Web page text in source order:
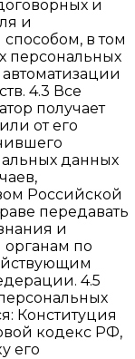
и
и
в том
персональных
4.3 Все
получает
от его
данных
Российской
передавать
и
по
4.5
Конституция
кодекс РФ,
его